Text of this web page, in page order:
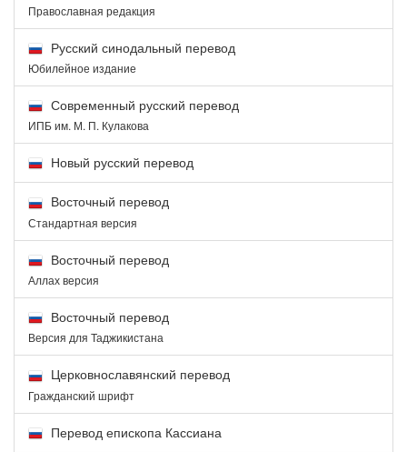
Православная редакция
Русский синодальный перевод
Юбилейное издание
Современный русский перевод
ИПБ им. М. П. Кулакова
Новый русский перевод
Восточный перевод
Стандартная версия
Восточный перевод
Аллах версия
Восточный перевод
Версия для Таджикистана
Церковнославянский перевод
Гражданский шрифт
Перевод епископа Кассиана